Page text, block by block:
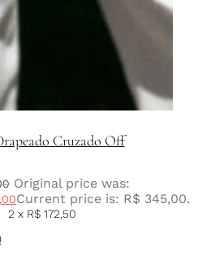
Cruzado Off
Original price was:
Current price is: R$ 345,00.
2 x R$ 172,50